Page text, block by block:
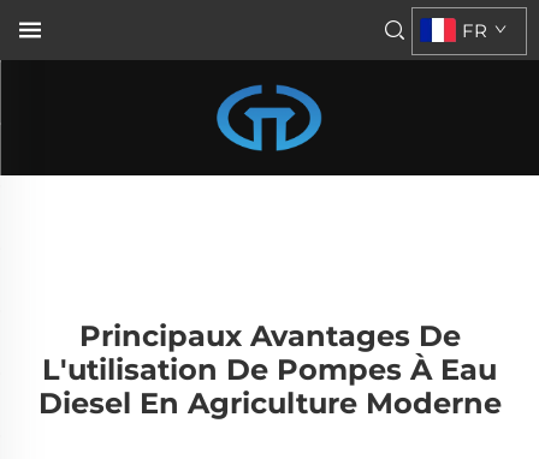
FR
Principaux Avantages De
L'utilisation De Pompes À Eau
Diesel En Agriculture Moderne